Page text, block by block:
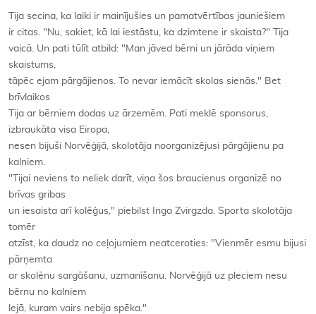
Tija secina, ka laiki ir mainījušies un pamatvērtības jauniešiem
ir citas. "Nu, sakiet, kā lai iestāstu, ka dzimtene ir skaista?" Tija
vaicā. Un pati tūlīt atbild: "Man jāved bērni un jārāda viņiem
skaistums,
tāpēc ejam pārgājienos. To nevar iemācīt skolas sienās." Bet
brīvlaikos
Tija ar bērniem dodas uz ārzemēm. Pati meklē sponsorus,
izbraukāta visa Eiropa,
nesen bijuši Norvēģijā, skolotāja noorganizējusi pārgājienu pa
kalniem.
"Tijai neviens to neliek darīt, viņa šos braucienus organizē no
brīvas gribas
un iesaista arī kolēģus," piebilst Inga Zvirgzda. Sporta skolotāja
tomēr
atzīst, ka daudz no ceļojumiem neatceroties: "Vienmēr esmu bijusi
pārņemta
ar skolēnu sargāšanu, uzmanīšanu. Norvēģijā uz pleciem nesu
bērnu no kalniem
lejā, kuram vairs nebija spēka."